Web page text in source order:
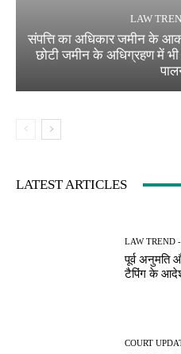
LAW
संपत्ति का अधिकार जमीन के
छोटी जमीन के अधिग्रहण में
LATEST ARTICLES
LAW TREND
पूर्व अनुमति
टैपिंग के
COURT